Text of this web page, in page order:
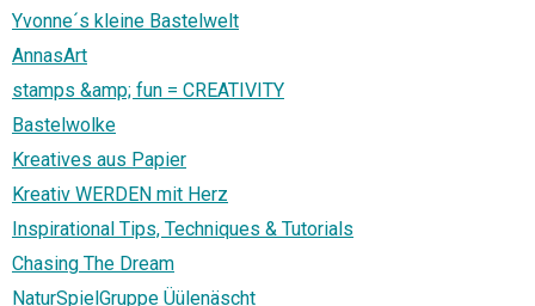
Yvonne´s kleine Bastelwelt
AnnasArt
stamps &amp; fun = CREATIVITY
Bastelwolke
Kreatives aus Papier
Kreativ WERDEN mit Herz
Inspirational Tips, Techniques & Tutorials
Chasing The Dream
NaturSpielGruppe Üülenäscht